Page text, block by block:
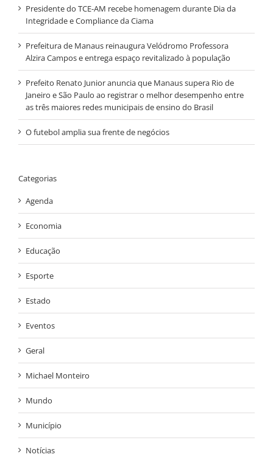
Presidente do TCE-AM recebe homenagem durante Dia da
Integridade e Compliance da Ciama
Prefeitura de Manaus reinaugura Velódromo Professora
Alzira Campos e entrega espaço revitalizado à população
Prefeito Renato Junior anuncia que Manaus supera Rio de
Janeiro e São Paulo ao registrar o melhor desempenho entre
as três maiores redes municipais de ensino do Brasil
O futebol amplia sua frente de negócios
Categorias
Agenda
Economia
Educação
Esporte
Estado
Eventos
Geral
Michael Monteiro
Mundo
Município
Notícias